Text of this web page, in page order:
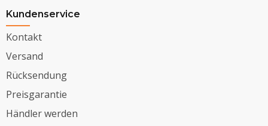
Kundenservice
Kontakt
Versand
Rücksendung
Preisgarantie
Händler werden